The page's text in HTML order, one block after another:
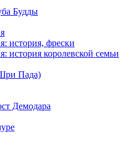
Будды
история, фрески
история королевской семьи
Пада)
Демодара